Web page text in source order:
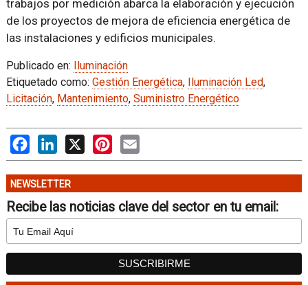
trabajos por medición abarca la elaboración y ejecución
de los proyectos de mejora de eficiencia energética de
las instalaciones y edificios municipales.
Publicado en: Iluminación
Etiquetado como: Gestión Energética, Iluminación Led,
Licitación, Mantenimiento, Suministro Energético
FacebookLinkedIn
X PinterestEmail
NEWSLETTER
Recibe las noticias clave del sector en tu email: